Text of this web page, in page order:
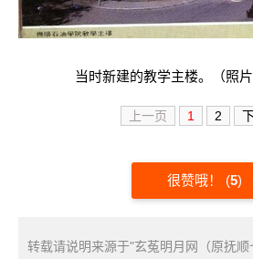
当时新建的教学主楼。（照片
上一页 1 2
很赞哦！ (5)
转载请说明来源于"玄菟明月网（原抚